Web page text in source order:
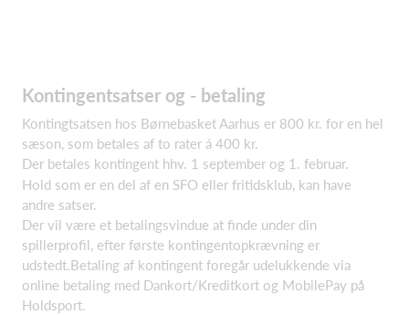
Kontingentsatser og - betaling
Kontingtsatsen hos Børnebasket Aarhus er 800 kr. for en hel
sæson, som betales af to rater á 400 kr.
Der betales kontingent hhv. 1 september og 1. februar.
Hold som er en del af en SFO eller fritidsklub, kan have
andre satser.
Der vil være et betalingsvindue at finde under din
spillerprofil, efter første kontingentopkrævning er
udstedt.Betaling af kontingent foregår udelukkende via
online betaling med Dankort/Kreditkort og MobilePay på
Holdsport.